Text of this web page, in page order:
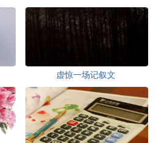
虚惊一场记叙文